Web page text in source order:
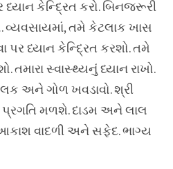
કેન્દ્રિત કરો. બિનજરૂરી
વ્યવસાયમાં, તમે કેટલાક ખાસ
ધ્યાન કેન્દ્રિત કરશો. તમે
તમારા સ્વાસ્થ્યનું ધ્યાન રાખો.
અને ગોળ ખવડાવો. શ્રી
મળશે. દાડમ અને લાલ
વાદળી અને સફેદ. ભાગ્ય